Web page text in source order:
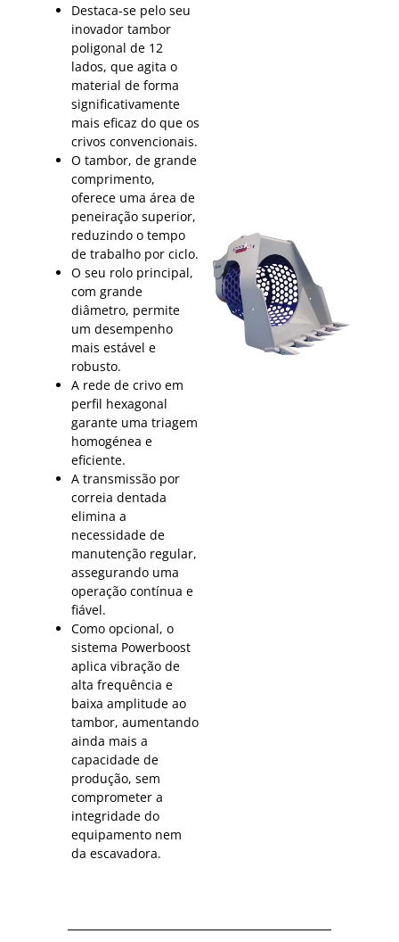
Destaca-se pelo seu
inovador tambor
poligonal de 12
lados, que agita o
material de forma
significativamente
mais eficaz do que os
crivos convencionais.
O tambor, de grande
comprimento,
oferece uma área de
peneiração superior,
reduzindo o tempo
de trabalho por ciclo.
O seu rolo principal,
com grande
diâmetro, permite
um desempenho
mais estável e
robusto.
A rede de crivo em
perfil hexagonal
garante uma triagem
homogénea e
eficiente.
A transmissão por
correia dentada
elimina a
necessidade de
manutenção regular,
assegurando uma
operação contínua e
fiável.
Como opcional, o
sistema Powerboost
aplica vibração de
alta frequência e
baixa amplitude ao
tambor, aumentando
ainda mais a
capacidade de
produção, sem
comprometer a
integridade do
equipamento nem
da escavadora.